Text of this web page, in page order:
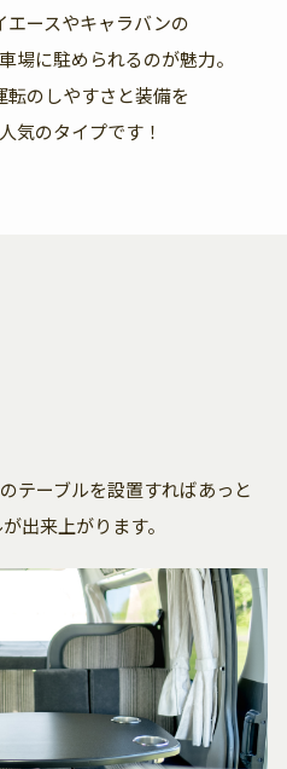
ースやキャラバンの
場に駐められるのが魅力。
のしやすさと装備を
気のタイプです！
テーブルを設置すればあっと
出来上がります。